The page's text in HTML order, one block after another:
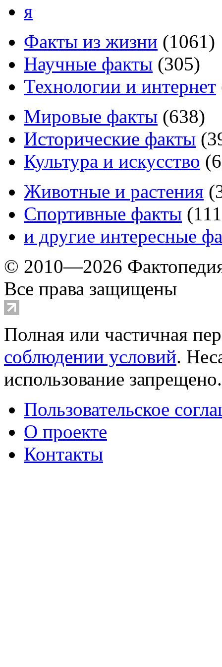
я
Факты из жизни (1061)
Научные факты (305)
Технологии и интернет
Мировые факты (638)
Исторические факты (
Культура и искусство (
Животные и растения (
Спортивные факты (111
и другие интересные
© 2010—2026
Все права защищены
Полная или частичная
соблюдении условий.
использование
Пользовательское
О проекте
Контакты